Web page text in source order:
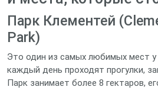
Парк Клементей
Park)
Это один из самых любимых мест у
каждый день проходят прогулки,
Парк занимает более 8 гектаров,